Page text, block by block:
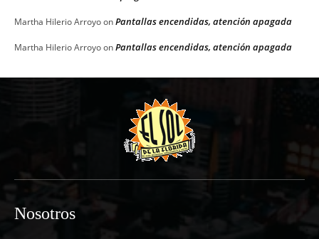
Martha Hilerio ArroyoonPantallas encendidas, atención apagada
Martha Hilerio ArroyoonPantallas encendidas, atención apagada
Nosotros